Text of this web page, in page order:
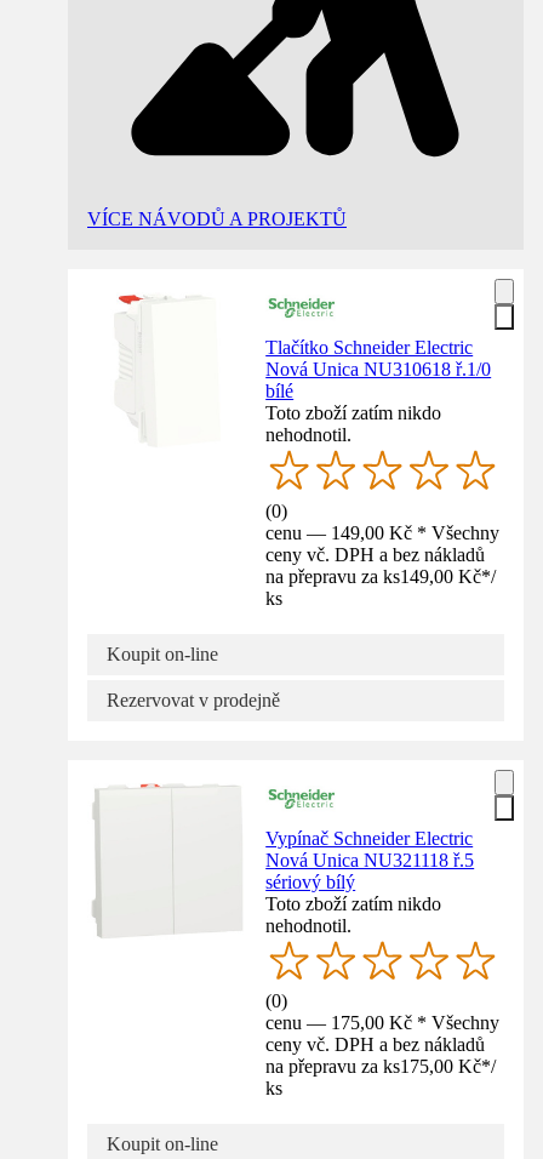
VÍCE NÁVODŮ A PROJEKTŮ
Tlačítko Schneider Electric
Nová Unica NU310618 ř.1/0
bílé
Toto zboží zatím nikdo
nehodnotil.
(0)
cenu — 149,00 Kč * Všechny
ceny vč. DPH a bez nákladů
na přepravu za ks149,00 Kč*/
ks
Koupit on-line
Rezervovat v prodejně
Vypínač Schneider Electric
Nová Unica NU321118 ř.5
sériový bílý
Toto zboží zatím nikdo
nehodnotil.
(0)
cenu — 175,00 Kč * Všechny
ceny vč. DPH a bez nákladů
na přepravu za ks175,00 Kč*/
ks
Koupit on-line